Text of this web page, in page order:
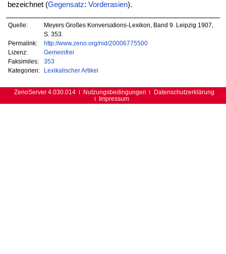
bezeichnet (Gegensatz: Vorderasien).
Quelle:
Meyers Großes Konversations-Lexikon, Band 9. Leipzig 1907,
S. 353.
Permalink:
http://www.zeno.org/nid/20006775500
Lizenz:
Gemeinfrei
Faksimiles:
353
Kategorien:
Lexikalischer Artikel
ZenoServer 4.030.014 Nutzungsbedingungen
Datenschutzerklärung
Impressum